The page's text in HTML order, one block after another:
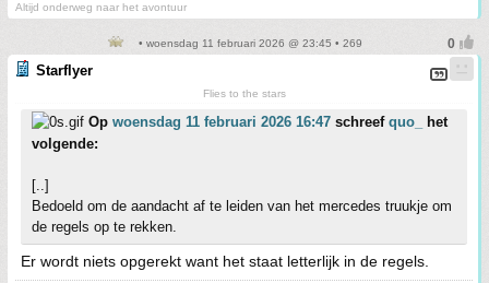
Altijd onderweg naar het avontuur
• woensdag 11 februari 2026 @ 23:45 • 269
Starflyer
Flies to the stars
Op woensdag 11 februari 2026 16:47 schreef quo_
het
volgende:
[..]
Bedoeld om de aandacht af te leiden van het mercedes truukje om
de regels op te rekken.
Er wordt niets opgerekt want het staat letterlijk in de regels.